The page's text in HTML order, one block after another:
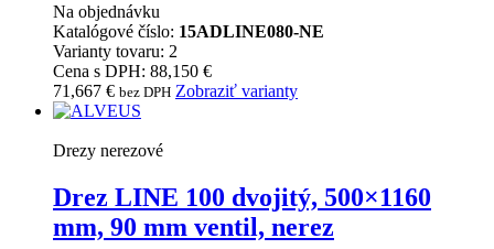
Na objednávku
Katalógové číslo: 15ADLINE080-NE
Varianty tovaru: 2
Cena s DPH: 88,150 €
71,667 € bez DPH Zobraziť varianty
Drezy nerezové
Drez LINE 100 dvojitý, 500×1160
mm, 90 mm ventil, nerez